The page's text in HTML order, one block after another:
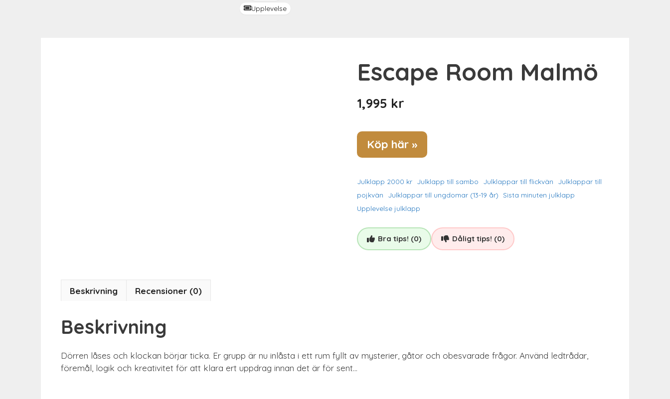
Upplevelse
Escape Room Malmö
1,995 kr
Köp här »
Julklapp 2000 kr Julklapp till sambo Julklappar till flickvän
Julklappar till
pojkvän
Julklappar till ungdomar (13-19 år) Sista minuten julklapp
Upplevelse julklapp
Bra tips! (0) Dåligt tips! (0)
Beskrivning Recensioner (0)
Beskrivning
Dörren låses och klockan börjar ticka. Er grupp är nu inlåsta i ett rum fyllt av mysterier, gåtor och obesvarade frågor. Använd ledtrådar,
föremål, logik och kreativitet för att klara ert uppdrag innan det är för sent…